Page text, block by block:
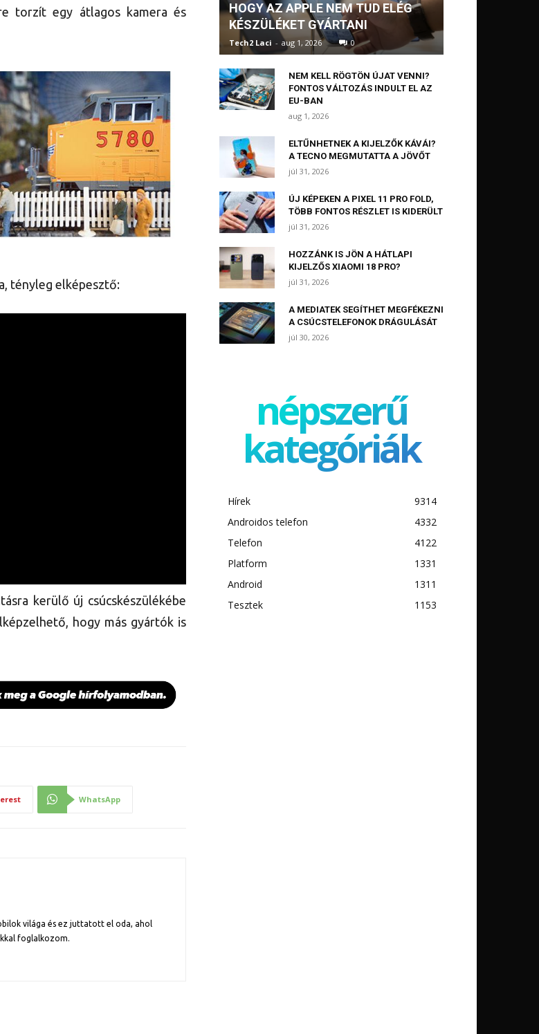
torzít egy átlagos kamera és
tényleg elképesztő:
kerülő új csúcskészülékébe
hogy más gyártók is
WhatsApp
világa és ez juttatott el oda, ahol
foglalkozom.
HOGY AZ APPLE NEM TUD ELÉG
KÉSZÜLÉKET GYÁRTANI
Tech2 Laci - aug 1, 2026 0
NEM KELL RÖGTÖN ÚJAT VENNI?
FONTOS VÁLTOZÁS INDULT EL AZ
EU-BAN
aug 1, 2026
ELTŰNHETNEK A KIJELZŐK KÁVÁI?
A TECNO MEGMUTATTA A JÖVŐT
júl 31, 2026
ÚJ KÉPEKEN A PIXEL 11 PRO FOLD,
TÖBB FONTOS RÉSZLET IS KIDERÜLT
júl 31, 2026
HOZZÁNK IS JÖN A HÁTLAPI
KIJELZŐS XIAOMI 18 PRO?
júl 31, 2026
A MEDIATEK SEGÍTHET MEGFÉKEZNI
A CSÚCSTELEFONOK DRÁGULÁSÁT
júl 30, 2026
népszerű
kategóriák
Hírek
9314
Androidos telefon
4332
Telefon
4122
Platform
1331
Android
1311
Tesztek
1153